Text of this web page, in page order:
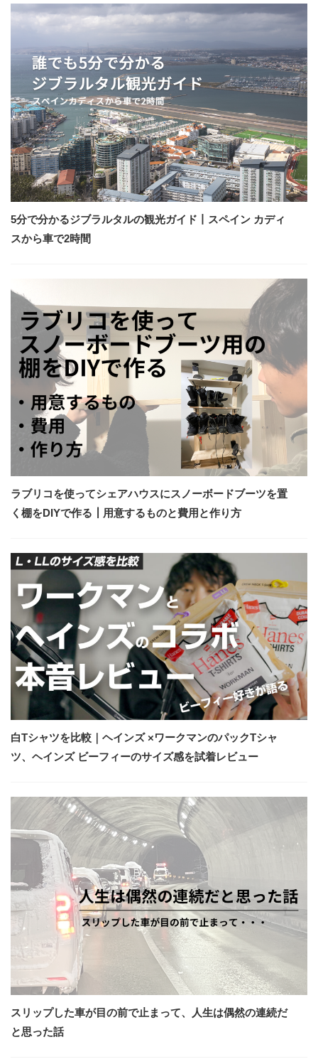
5分で分かるジブラルタルの観光ガイド丨スペイン カディ
スから車で2時間
ラブリコを使ってシェアハウスにスノーボードブーツを置
く棚をDIYで作る┃用意するものと費用と作り方
白Tシャツを比較｜ヘインズ ×ワークマンのパックTシャ
ツ、ヘインズ ビーフィーのサイズ感を試着レビュー
スリップした車が目の前で止まって、人生は偶然の連続だ
と思った話